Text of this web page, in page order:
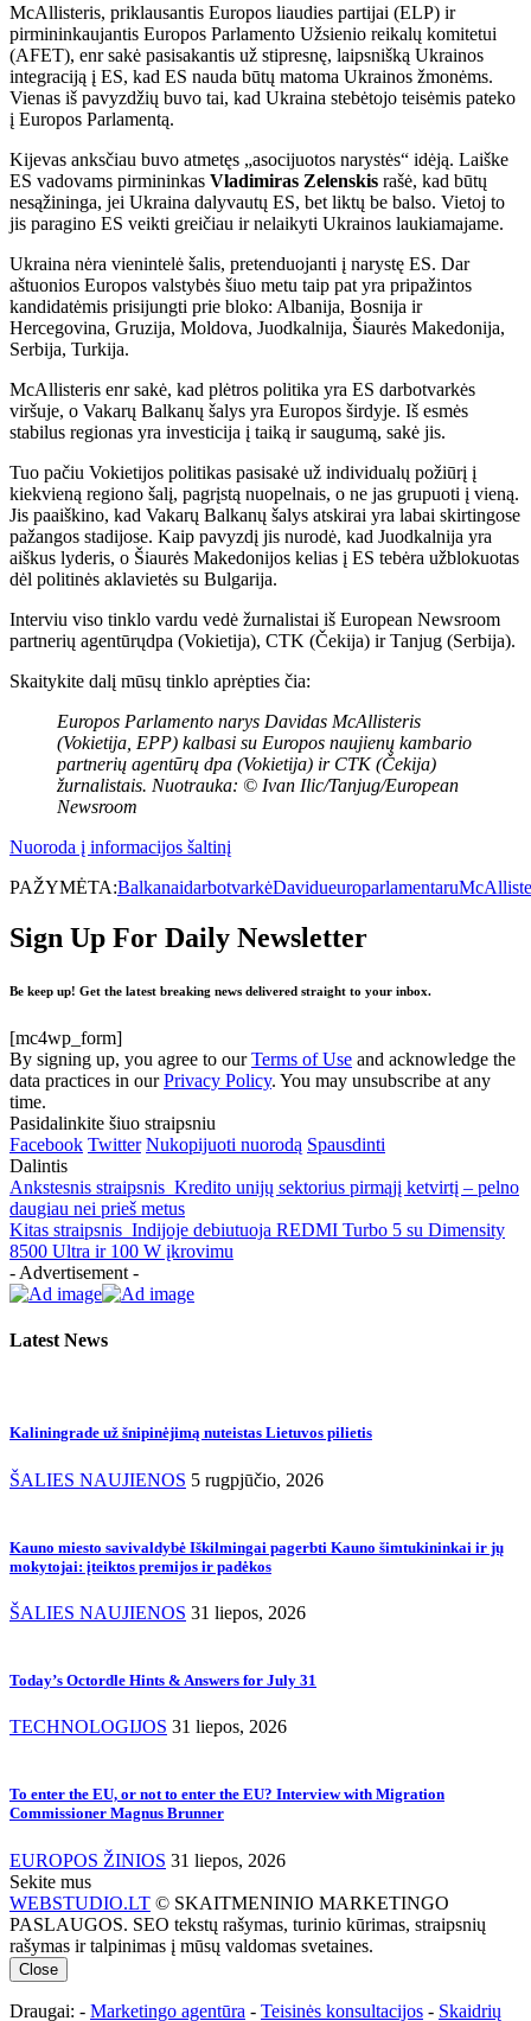
McAllisteris, priklausantis Europos liaudies partijai (ELP) ir
pirmininkaujantis Europos Parlamento Užsienio reikalų komitetui
(AFET), enr sakė pasisakantis už stipresnę, laipsnišką Ukrainos
integraciją į ES, kad ES nauda būtų matoma Ukrainos žmonėms.
Vienas iš pavyzdžių buvo tai, kad Ukraina stebėtojo teisėmis pateko
į Europos Parlamentą.
Kijevas anksčiau buvo atmetęs „asocijuotos narystės“ idėją. Laiške
ES vadovams pirmininkas Vladimiras Zelenskis rašė, kad būtų
nesąžininga, jei Ukraina dalyvautų ES, bet liktų be balso. Vietoj to
jis paragino ES veikti greičiau ir nelaikyti Ukrainos laukiamajame.
Ukraina nėra vienintelė šalis, pretenduojanti į narystę ES. Dar
aštuonios Europos valstybės šiuo metu taip pat yra pripažintos
kandidatėmis prisijungti prie bloko: Albanija, Bosnija ir
Hercegovina, Gruzija, Moldova, Juodkalnija, Šiaurės Makedonija,
Serbija, Turkija.
McAllisteris enr sakė, kad plėtros politika yra ES darbotvarkės
viršuje, o Vakarų Balkanų šalys yra Europos širdyje. Iš esmės
stabilus regionas yra investicija į taiką ir saugumą, sakė jis.
Tuo pačiu Vokietijos politikas pasisakė už individualų požiūrį į
kiekvieną regiono šalį, pagrįstą nuopelnais, o ne jas grupuoti į vieną.
Jis paaiškino, kad Vakarų Balkanų šalys atskirai yra labai skirtingose
​​pažangos stadijose. Kaip pavyzdį jis nurodė, kad Juodkalnija yra
aiškus lyderis, o Šiaurės Makedonijos kelias į ES tebėra užblokuotas
dėl politinės aklavietės su Bulgarija.
Interviu viso tinklo vardu vedė žurnalistai iš European Newsroom
partnerių agentūrųdpa (Vokietija), CTK (Čekija) ir Tanjug (Serbija).
Skaitykite dalį mūsų tinklo aprėpties čia:
Europos Parlamento narys Davidas McAllisteris
(Vokietija, EPP) kalbasi su Europos naujienų kambario
partnerių agentūrų dpa (Vokietija) ir CTK (Čekija)
žurnalistais. Nuotrauka: © Ivan Ilic/Tanjug/European
Newsroom
Nuoroda į informacijos šaltinį
PAŽYMĖTA:BalkanaidarbotvarkėDavidueuroparlamentaru
Sign Up For Daily Newsletter
Be keep up! Get the latest breaking news delivered straight to your inbox.
[mc4wp_form]
By signing up, you agree to ourTerms of Use and acknowledge the
data practices in ourPrivacy Policy. You may unsubscribe at any
time.
Pasidalinkite šiuo straipsniu
Facebook Twitter Nukopijuoti nuorodą Spausdinti
Dalintis
Ankstesnis straipsnis Kredito unijų sektorius pirmąjį ketvirtį – pelno
daugiau nei prieš metus
Kitas straipsnis Indijoje debiutuoja REDMI Turbo 5 su Dimensity
8500 Ultra ir 100 W įkrovimu
- Advertisement -
Latest News
Kaliningrade už šnipinėjimą nuteistas Lietuvos pilietis
ŠALIES NAUJIENOS 5 rugpjūčio, 2026
Kauno miesto savivaldybė Iškilmingai pagerbti Kauno šimtukininkai ir jų
mokytojai: įteiktos premijos ir padėkos
ŠALIES NAUJIENOS 31 liepos, 2026
Today’s Octordle Hints & Answers for July 31
TECHNOLOGIJOS 31 liepos, 2026
To enter the EU, or not to enter the EU? Interview with Migration
Commissioner Magnus Brunner
EUROPOS ŽINIOS 31 liepos, 2026
Sekite mus
WEBSTUDIO.LT © SKAITMENINIO MARKETINGO
PASLAUGOS. SEO tekstų rašymas, turinio kūrimas, straipsnių
rašymas ir talpinimas į mūsų valdomas svetaines.
Close
Draugai: - Marketingo agentūra - Teisinės konsultacijos - Skaidrių